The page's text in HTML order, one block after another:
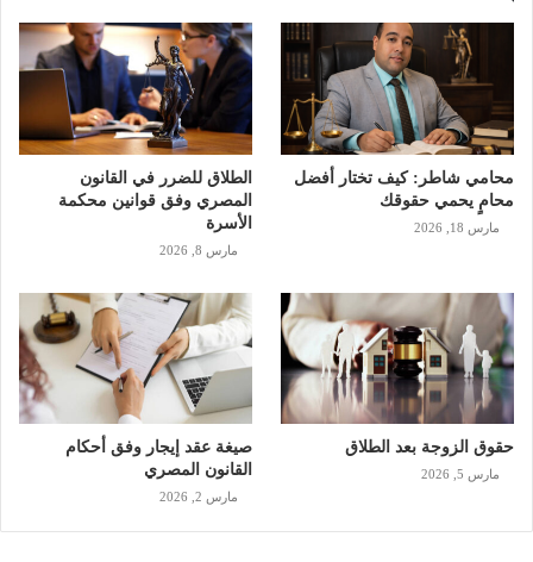
محامي شاطر: كيف تختار أفضل
محامٍ يحمي حقوقك
مارس 18, 2026
الطلاق للضرر في القانون
المصري وفق قوانين محكمة
الأسرة
مارس 8, 2026
حقوق الزوجة بعد الطلاق
مارس 5, 2026
صيغة عقد إيجار وفق أحكام
القانون المصري
مارس 2, 2026